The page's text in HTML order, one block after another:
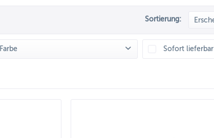
Sortierung:
Farbe Sofort lieferbar